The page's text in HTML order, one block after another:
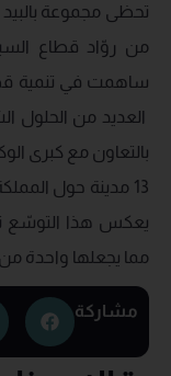
تحظى مجموعة بالبيد
ساهمت في تنمية
العديد من الحلول
بالتعاون مع كبرى
يعكس هذا التوسّع
مما يجعلها واحدة
مشاركة